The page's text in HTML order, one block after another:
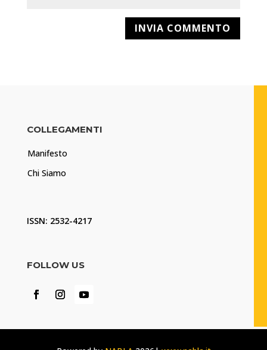
COLLEGAMENTI
Manifesto
Chi Siamo
ISSN: 2532-4217
FOLLOW US